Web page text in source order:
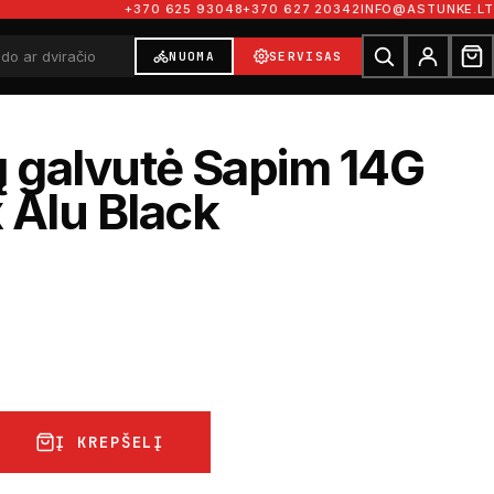
+370 625 93048+370 627 20342INFO@ASTUNKE.LT
NUOMA SERVISAS
galvutė Sapim 14G
Alu Black
Į KREPŠELĮ